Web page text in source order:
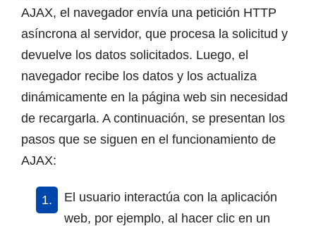
AJAX, el navegador envía una petición HTTP
asíncrona al servidor, que procesa la solicitud y
devuelve los datos solicitados. Luego, el
navegador recibe los datos y los actualiza
dinámicamente en la página web sin necesidad
de recargarla. A continuación, se presentan los
pasos que se siguen en el funcionamiento de
AJAX:
El usuario interactúa con la aplicación
web, por ejemplo, al hacer clic en un